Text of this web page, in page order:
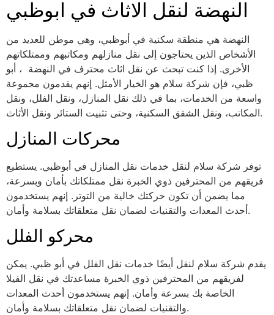
النهضة لنقل الاثاث في ابوظبي
النهضة هي منطقة سكنية في أبوظبي، وهي موطن للعديد من
الأشخاص الذين يحتاجون إلى نقل منازلهم ومكاتبهم وممتلكاتهم
الأخرى. إذا كنت تبحث عن نقل اثاث محترف في النهضة ، أبو
ظبي، فإن شركة سلام هو الخيار الأمثل. إنهم يقدمون مجموعة
واسعة من الخدمات، بما في ذلك نقل المنازل، ونقل الفلل، ونقل
المكاتب، ونقل الشقق السكنية، وحتى تثبيت الستائر ونقل الأثاث.
محركات المنازل
توفر شركة سلام لنقل خدمات نقل المنازل في أبوظبي. يستطيع
فريقهم من المحترفين ذوي الخبرة نقل ممتلكاتك بأمان وبسرعة،
مما يضمن أن تكون حركتك خالية من التوتر. إنهم يستخدمون
أحدث المعدات والتقنيات لضمان نقل متعلقاتك بسلامة وأمان.
محركو الفلل
يقدم شركة سلام لنقل أيضًا خدمات نقل الفلل في أبو ظبي. يمكن
لفريقهم من المحترفين ذوي الخبرة مساعدتك في نقل الفيلا
الخاصة بك بسرعة وأمان. إنهم يستخدمون أحدث المعدات
والتقنيات لضمان نقل متعلقاتك بسلامة وأمان.